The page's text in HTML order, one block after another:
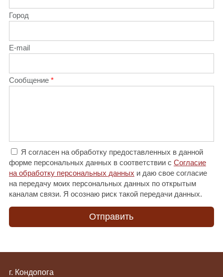
Город
E-mail
Сообщение
Я согласен на обработку предоставленных в данной
форме персональных данных в соответствии с Согласие
на обработку персональных данных и даю свое согласие
на передачу моих персональных данных по открытым
каналам связи. Я осознаю риск такой передачи данных.
г. Кондопога